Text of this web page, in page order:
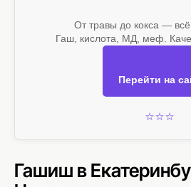
От травы до кокса —
Гаш, кислота, МД, меф.
Перейти на
⭐⭐⭐
Гашиш в